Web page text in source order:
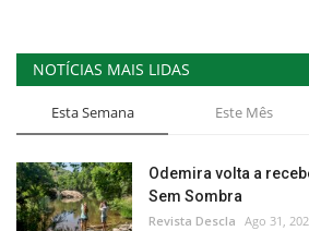
NOTÍCIAS MAIS LIDAS
Esta Semana Este Mês
Odemira volta a
Sem Sombra
Revista Descla Ago 31,